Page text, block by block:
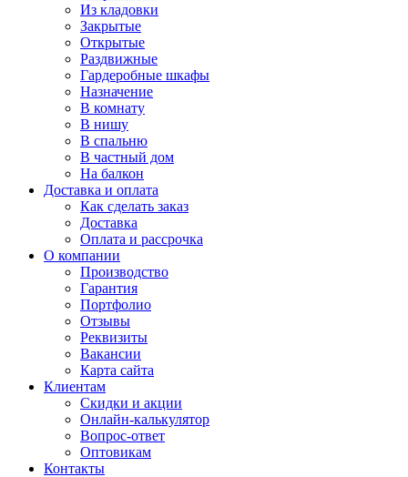
Из кладовки
Закрытые
Открытые
Раздвижные
Гардеробные шкафы
Назначение
В комнату
В нишу
В спальню
В частный дом
На балкон
Доставка и оплата
Как сделать заказ
Доставка
Оплата и рассрочка
О компании
Производство
Гарантия
Портфолио
Отзывы
Реквизиты
Вакансии
Карта сайта
Клиентам
Скидки и акции
Онлайн-калькулятор
Вопрос-ответ
Оптовикам
Контакты